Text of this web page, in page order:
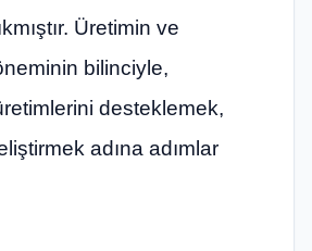
Üretimin ve
bilinciyle,
desteklemek,
adına adımlar